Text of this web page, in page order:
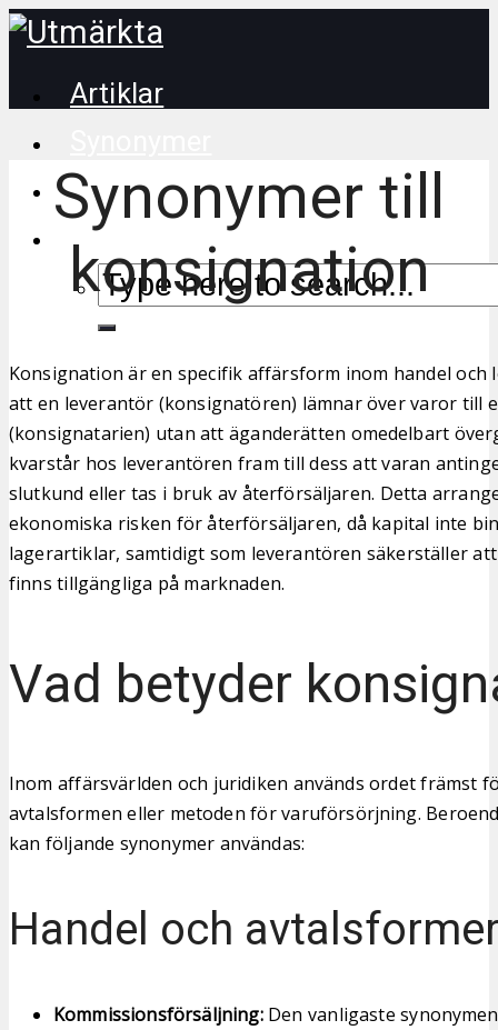
Artiklar
Korsordstips
Synonymer till
konsignation
Konsignation är en specifik affärsform inom handel och
att en leverantör (konsignatören) lämnar över varor till
(konsignatarien) utan att äganderätten omedelbart
kvarstår hos leverantören fram till dess att varan
slutkund eller tas i bruk av återförsäljaren. Detta
ekonomiska risken för återförsäljaren, då kapital inte
lagerartiklar, samtidigt som leverantören säkerställer
finns tillgängliga på marknaden.
Vad betyder
Inom affärsvärlden och juridiken används ordet främst
avtalsformen eller metoden för varuförsörjning.
kan följande synonymer användas:
Handel och
Kommissionsförsäljning:Den vanligaste